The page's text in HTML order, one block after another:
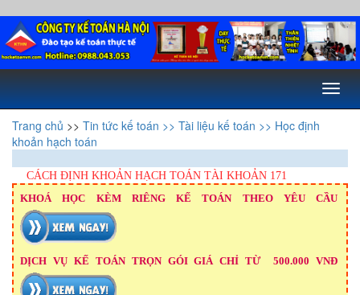
Toggle
Trang chủ >> Tin tức kế toán >> Tài liệu kế toán >> Học định
khoản hạch toán
CÁCH ĐỊNH KHOẢN HẠCH TOÁN TÀI KHOẢN 171
KHOÁ HỌC KÈM RIÊNG KẾ TOÁN THEO YÊU CẦU
DỊCH VỤ KẾ TOÁN TRỌN GÓI GIÁ CHỈ TỪ 500.000 VNĐ